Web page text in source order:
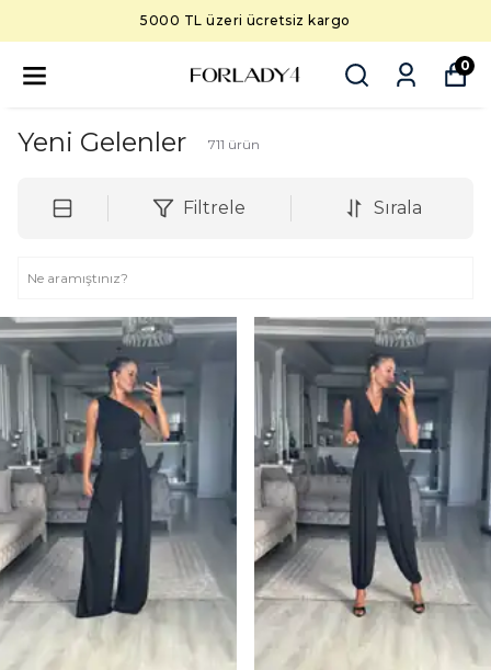
5000 TL üzeri ücretsiz kargo
0
Yeni Gelenler 711 ürün
Filtrele Sırala